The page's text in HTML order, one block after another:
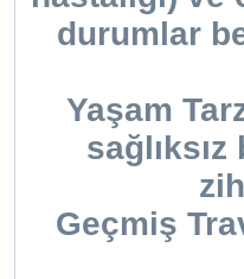
durumlar
Yaşam
Geçmiş